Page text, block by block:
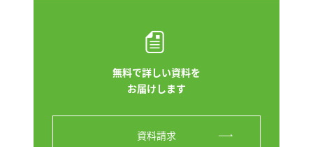
無料で詳しい資料を
お届けします
資料請求